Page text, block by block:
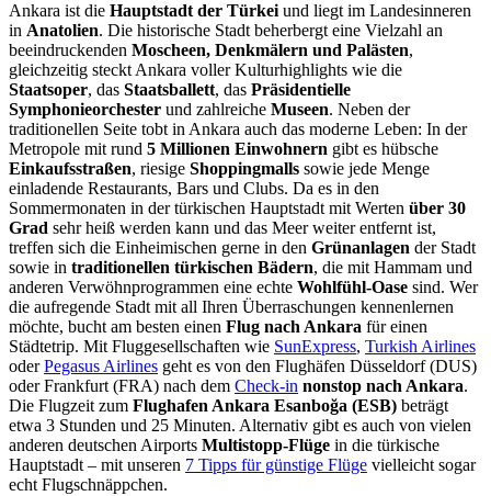
Ankara ist die Hauptstadt der Türkei und liegt im Landesinneren
in Anatolien. Die historische Stadt beherbergt eine Vielzahl an
beeindruckenden Moscheen, Denkmälern und Palästen,
gleichzeitig steckt Ankara voller Kulturhighlights wie die
Staatsoper, das Staatsballett, das Präsidentielle
Symphonieorchester und zahlreiche Museen. Neben der
traditionellen Seite tobt in Ankara auch das moderne Leben: In der
Metropole mit rund 5 Millionen Einwohnern gibt es hübsche
Einkaufsstraßen, riesige Shoppingmalls sowie jede Menge
einladende Restaurants, Bars und Clubs. Da es in den
Sommermonaten in der türkischen Hauptstadt mit Werten über 30
Grad sehr heiß werden kann und das Meer weiter entfernt ist,
treffen sich die Einheimischen gerne in den Grünanlagen der Stadt
sowie in traditionellen türkischen Bädern, die mit Hammam und
anderen Verwöhnprogrammen eine echte Wohlfühl-Oase sind. Wer
die aufregende Stadt mit all Ihren Überraschungen kennenlernen
möchte, bucht am besten einen Flug nach Ankara für einen
Städtetrip. Mit Fluggesellschaften wie SunExpress, Turkish Airlines
oderPegasus Airlines geht es von den Flughäfen Düsseldorf (DUS)
oder Frankfurt (FRA) nach dem Check-in nonstop nach Ankara.
Die Flugzeit zum Flughafen Ankara Esanboğa (ESB) beträgt
etwa 3 Stunden und 25 Minuten. Alternativ gibt es auch von vielen
anderen deutschen Airports Multistopp-Flüge in die türkische
Hauptstadt – mit unseren 7 Tipps für günstige Flüge vielleicht sogar
echt Flugschnäppchen.